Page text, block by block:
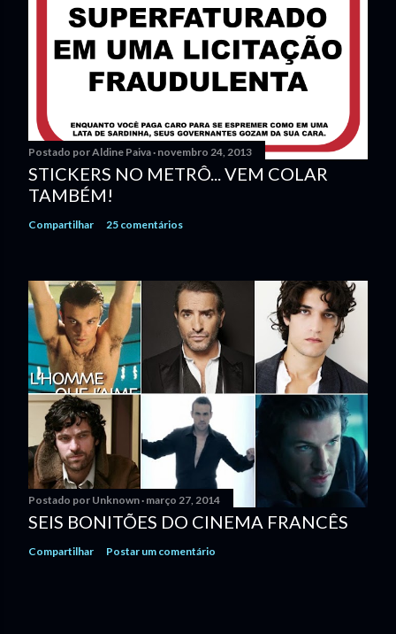
Postado porAldine Paiva novembro 24, 2013
STICKERS NO METRÔ... VEM COLAR
TAMBÉM!
Compartilhar 25 comentários
Postado por Unknown março 27, 2014
SEIS BONITÕES DO CINEMA FRANCÊS
Compartilhar Postar um comentário